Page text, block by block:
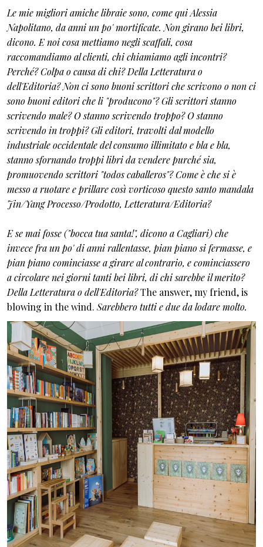
Le mie migliori amiche libraie sono, come qui Alessia
Napolitano, da anni un po' mortificate. Non girano bei libri,
dicono. E noi cosa mettiamo negli scaffali, cosa
raccomandiamo al clienti, chi chiamiamo agli incontri?
Perché? Colpa o causa di chi? Della Letteratura o
dell'Editoria? Non ci sono buoni scrittori che scrivono o non ci
sono buoni editori che li "producono"? Gli scrittori stanno
scrivendo male? O stanno scrivendo troppo? O stanno
scrivendo in troppi? Gli editori, travolti dal modello
industriale occidentale del consumo illimitato e bla e bla,
stanno sfornando troppi libri da vendere purché sia,
promuovendo scrittori "todos caballeros"? Come è che si è
messo a ruotare e prillare così vorticoso questo santo mandala
Jin/Yang Processo/Prodotto, Letteratura/Editoria?
E se mai fosse ("bocca tua santa!", dicono a Cagliari) che
invece fra un po' di anni rallentasse, pian piano si fermasse, e
pian piano cominciasse a girare al contrario, e cominciassero
a circolare nei giorni tanti bei libri, di chi sarebbe il merito?
Della Letteratura o dell'Editoria?The answer, my friend, is
blowing in the wind. Sarebbero tutti e due da lodare molto.